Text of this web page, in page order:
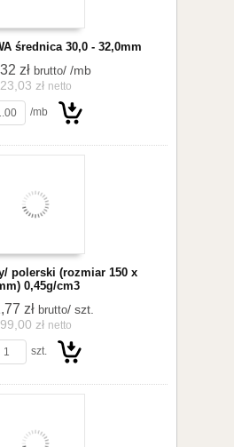
średnica 30,0 - 32,0mm
zł brutto/ /mb
23,03 zł netto
/mb
koszyka
polerski (rozmiar 150 x
0,45g/cm3
zł brutto/ szt.
99,00 zł netto
szt.